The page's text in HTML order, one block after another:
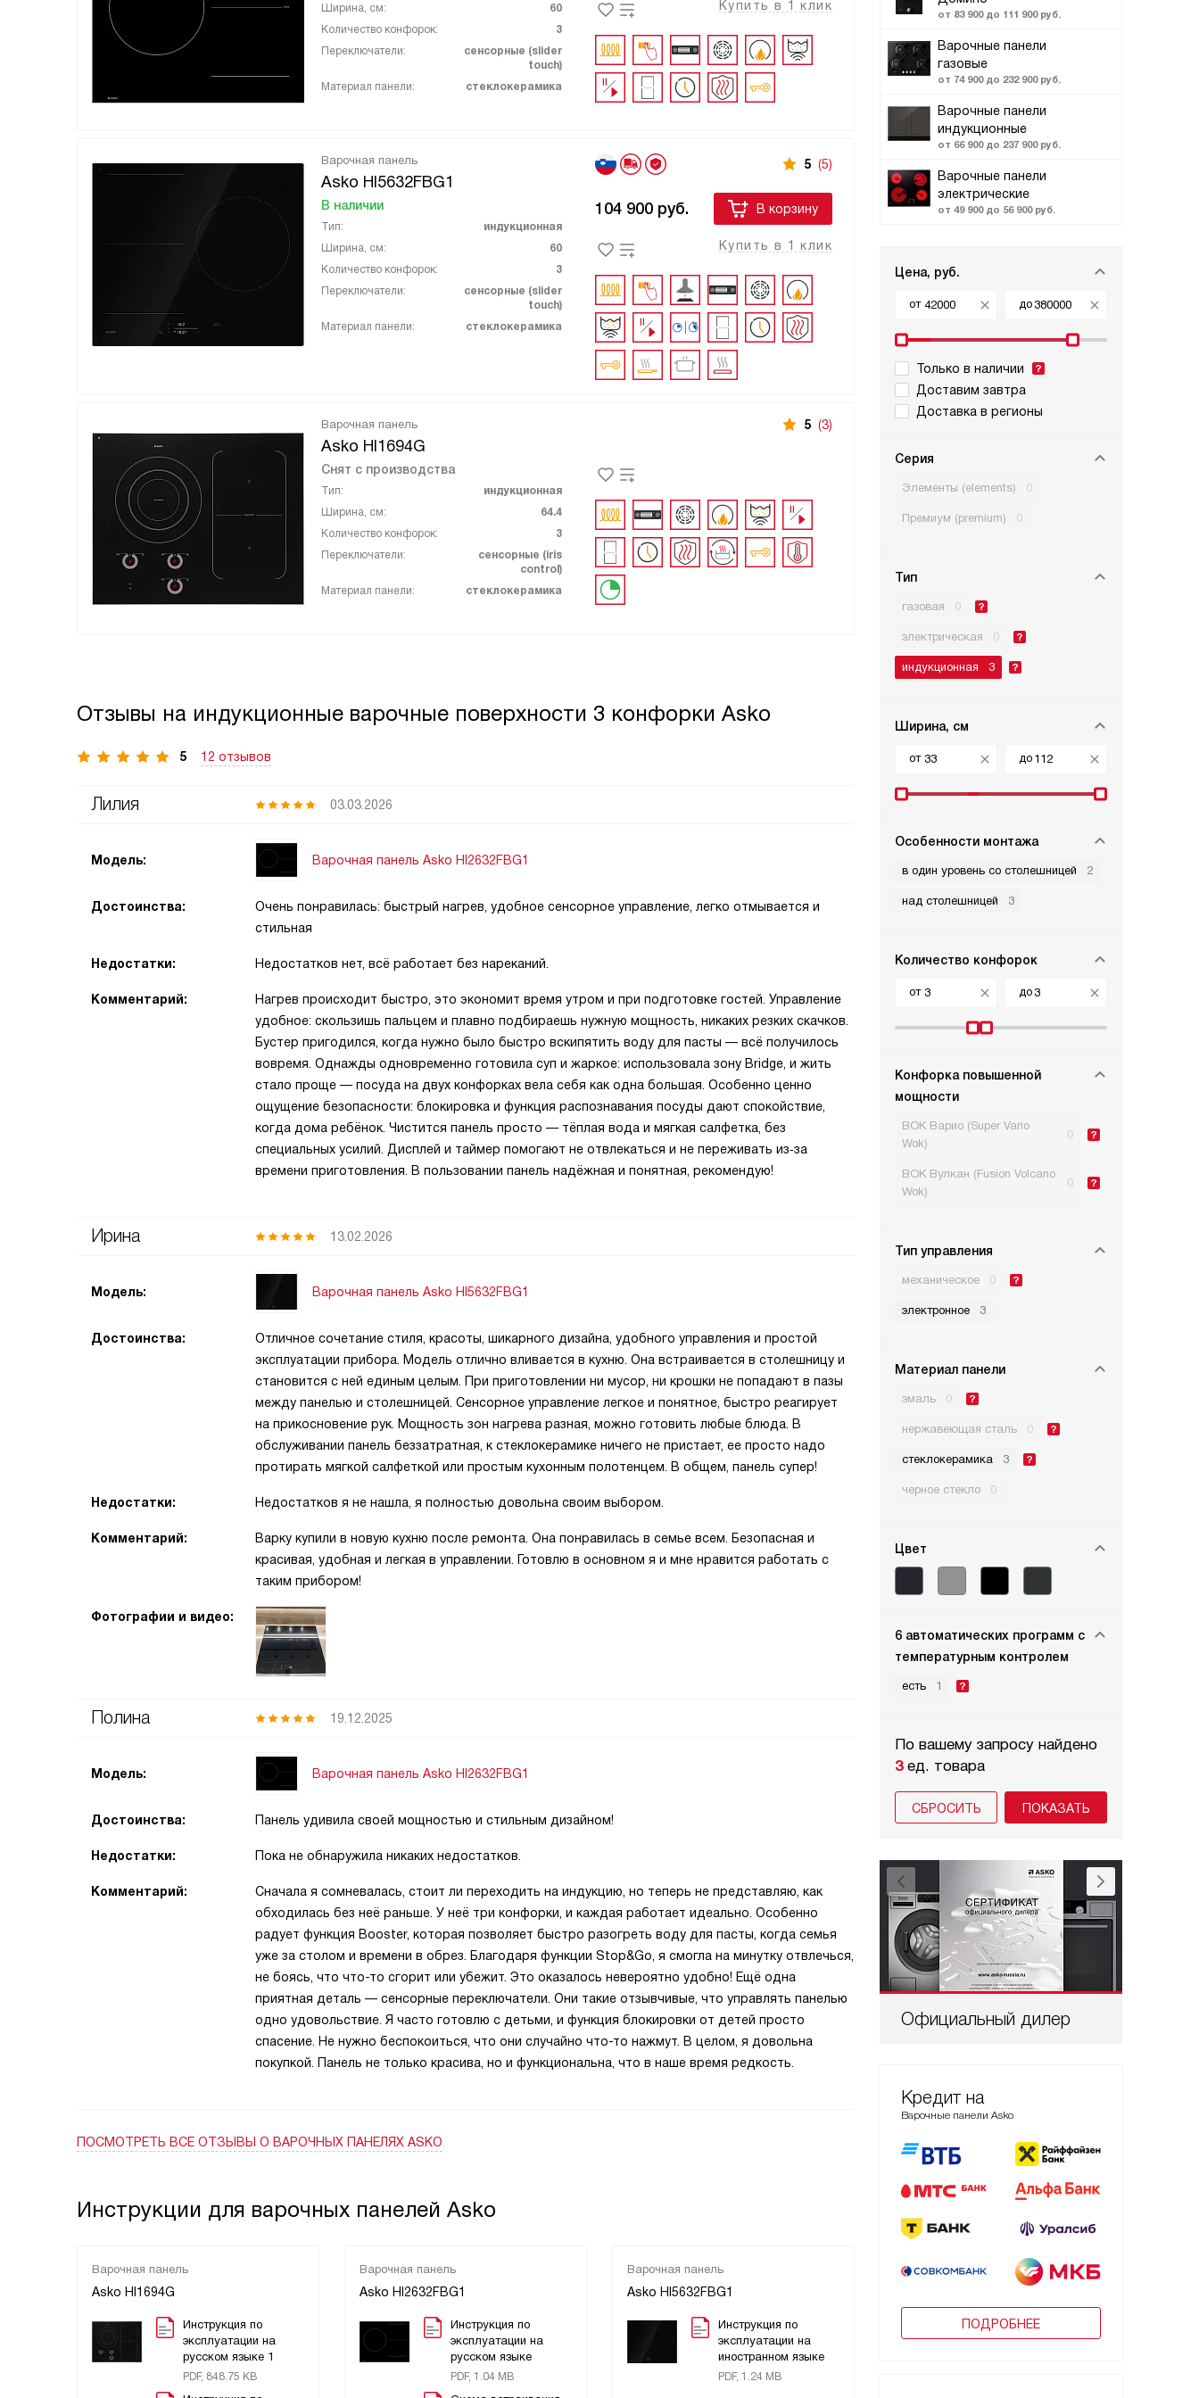
от 83 900 до 111 900 руб.
Варочные панели
газовые
от 74 900 до 232 900 руб.
Варочные панели
индукционные
от 66 900 до 237 900 руб.
Варочные панели
электрические
от 49 900 до 56 900 руб.
Цена, руб.
от до
Только в наличии
Доставим завтра
Доставка в регионы
Серия
Элементы (elements) 0
Премиум (premium) 0
Тип
газовая 0
электрическая 0
индукционная 3
Ширина, см
от до
Особенности монтажа
в один уровень со столешницей 2
над столешницей 3
Количество конфорок
от до
Конфорка повышенной
мощности
ВОК Варио (Super Vario
Wok)
0
ВОК Вулкан (Fusion Volcano
Wok)
0
Тип управления
механическое 0
электронное 3
Материал панели
эмаль 0
нержавеющая сталь 0
стеклокерамика 3
черное стекло 0
Цвет
6 автоматических программ c
температурным контролем
есть 1
По вашему запросу найдено
3ед. товара
СБРОСИТЬ
Официальный дилер
Кредит на
Варочные панели Asko
ПОДРОБНЕЕ
Ширина, см:
60
Количество конфорок:
3
Переключатели:
сенсорные (slider
touch)
Материал панели:
стеклокерамика
Купить в 1 клик
Варочная панель
Asko HI5632FBG1
В наличии
Тип:
индукционная
Ширина, см:
60
Количество конфорок:
3
Переключатели:
сенсорные (slider
touch)
Материал панели:
стеклокерамика
5 (5)
104 900 руб. В корзину
Купить в 1 клик
Варочная панель
Asko HI1694G
Снят с производства
Тип:
индукционная
Ширина, см:
64.4
Количество конфорок:
3
Переключатели:
сенсорные (iris
control)
Материал панели:
стеклокерамика
5 (3)
Отзывы на индукционные варочные поверхности 3 конфорки Asko
5 12 отзывов
Лилия 03.03.2026
Модель: Варочная панель Asko HI2632FBG1
Достоинства:
Очень понравилась: быстрый нагрев, удобное сенсорное управление, легко отмывается и
стильная
Недостатки: Недостатков нет, всё работает без нареканий.
Комментарий:
Нагрев происходит быстро, это экономит время утром и при подготовке гостей. Управление
удобное: скользишь пальцем и плавно подбираешь нужную мощность, никаких резких скачков.
Бустер пригодился, когда нужно было быстро вскипятить воду для пасты — всё получилось
вовремя. Однажды одновременно готовила суп и жаркое: использовала зону Bridge, и жить
стало проще — посуда на двух конфорках вела себя как одна большая. Особенно ценно
ощущение безопасности: блокировка и функция распознавания посуды дают спокойствие,
когда дома ребёнок. Чистится панель просто — тёплая вода и мягкая салфетка, без
специальных усилий. Дисплей и таймер помогают не отвлекаться и не переживать из‑за
времени приготовления. В пользовании панель надёжная и понятная, рекомендую!
Ирина 13.02.2026
Модель: Варочная панель Asko HI5632FBG1
Достоинства:
Отличное сочетание стиля, красоты, шикарного дизайна, удобного управления и простой
эксплуатации прибора. Модель отлично вливается в кухню. Она встраивается в столешницу и
становится с ней единым целым. При приготовлении ни мусор, ни крошки не попадают в пазы
между панелью и столешницей. Сенсорное управление легкое и понятное, быстро реагирует
на прикосновение рук. Мощность зон нагрева разная, можно готовить любые блюда. В
обслуживании панель беззатратная, к стеклокерамике ничего не пристает, ее просто надо
протирать мягкой салфеткой или простым кухонным полотенцем. В общем, панель супер!
Недостатки: Недостатков я не нашла, я полностью довольна своим выбором.
Комментарий:
Варку купили в новую кухню после ремонта. Она понравилась в семье всем. Безопасная и
красивая, удобная и легкая в управлении. Готовлю в основном я и мне нравится работать с
таким прибором!
Фотографии и видео:
Полина 19.12.2025
Модель: Варочная панель Asko HI2632FBG1
Достоинства: Панель удивила своей мощностью и стильным дизайном!
Недостатки: Пока не обнаружила никаких недостатков.
Комментарий:
Сначала я сомневалась, стоит ли переходить на индукцию, но теперь не представляю, как
обходилась без неё раньше. У неё три конфорки, и каждая работает идеально. Особенно
радует функция Booster, которая позволяет быстро разогреть воду для пасты, когда семья
уже за столом и времени в обрез. Благодаря функции Stop&Go, я смогла на минутку отвлечься,
не боясь, что что-то сгорит или убежит. Это оказалось невероятно удобно! Ещё одна
приятная деталь — сенсорные переключатели. Они такие отзывчивые, что управлять панелью
одно удовольствие. Я часто готовлю с детьми, и функция блокировки от детей просто
спасение. Не нужно беспокоиться, что они случайно что-то нажмут. В целом, я довольна
покупкой. Панель не только красива, но и функциональна, что в наше время редкость.
ПОСМОТРЕТЬ ВСЕ ОТЗЫВЫ О ВАРОЧНЫХ ПАНЕЛЯХ ASKO
Инструкции для варочных панелей Asko
Варочная панель
Asko HI1694G
Инструкция по
эксплуатации на
русском языке 1
PDF, 848.75 KB
Варочная панель
Asko HI2632FBG1
Инструкция по
эксплуатации на
русском языке
PDF, 1.04 MB
Варочная панель
Asko HI5632FBG1
Инструкция по
эксплуатации на
иностранном языке
PDF, 1.24 MB